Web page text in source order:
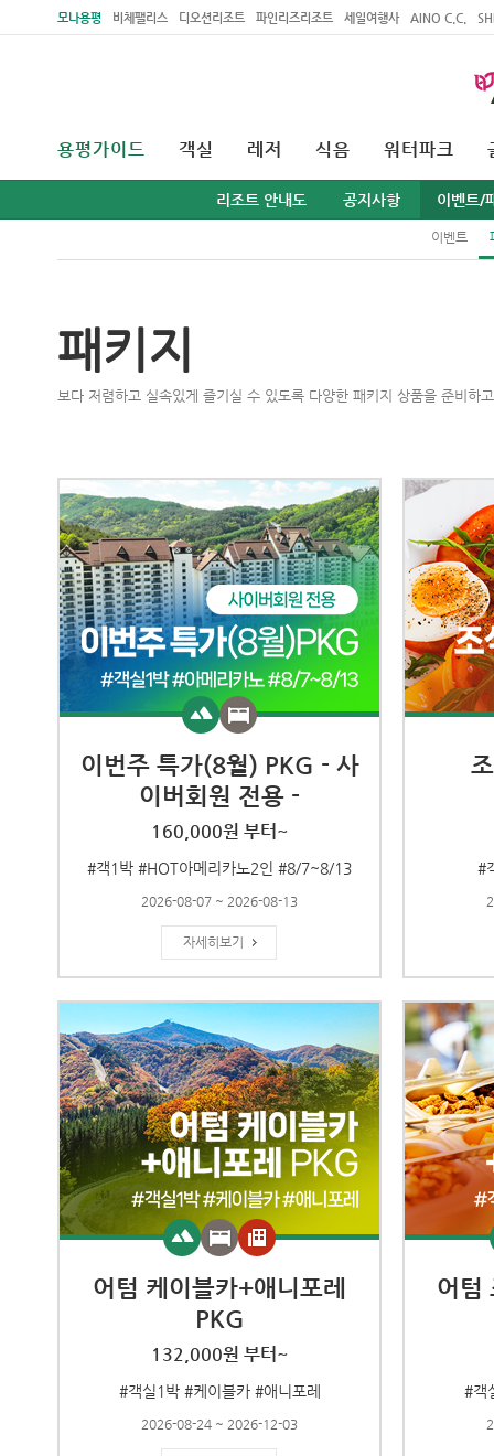
모나용평 비체팰리스 디오션리조트 파인리즈리조트 세일여행사 AINO C.C.
용평가이드
리조트 안내도 공지사항 이벤트/
이벤트
객실 레저 식음 워터파크
패키지
보다 저렴하고 실속있게 즐기실 수 있도록 다양한 패키지 상품을 준비하
이번주 특가(8월) PKG - 사
이버회원 전용 -
160,000원 부터~
#객1박 #HOT아메리카노2인 #8/7~8/13
2026-08-07 ~ 2026-08-13
자세히보기
#
어텀 케이블카+애니포레
PKG
132,000원 부터~
#객실1박 #케이블카 #애니포레
2026-08-24 ~ 2026-12-03
어텀
#객